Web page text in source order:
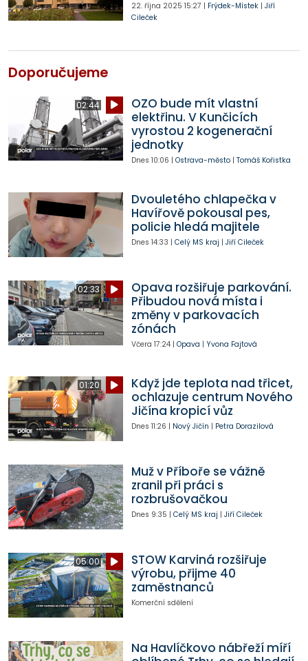
22. října 2025 15:27 | Frýdek-Místek| Jiří
Cileček
Doporučujeme
02:44
OZO bude mít vlastní
elektřinu. V Kunčicích
vyrostou 2 kogenerační
jednotky
Dnes 10:06 | Ostrava-město| Tomáš Kořistka
Dvouletého chlapečka v
Havířově pokousal pes,
policie hledá majitele
Dnes 14:33 | Celý MS kraj | Jiří Cileček
02:33
Opava rozšiřuje parkování.
Přibudou nová místa i
změny v parkovacích
zónách
Včera 17:24| Opava | Yvona Fajtová
01:20
Když jde teplota nad třicet,
ochlazuje centrum Nového
Jičína kropicí vůz
Dnes 11:26 | Nový Jičín | Petra Dorazilová
Muž v Příboře se vážně
zranil při práci s
rozbrušovačkou
Dnes 9:35 | Celý MS kraj | Jiří Cileček
05:00
STOW Karviná rozšiřuje
výrobu, přijme 40
zaměstnanců
Komerční sdělení
Na Havlíčkovo nábřeží míří